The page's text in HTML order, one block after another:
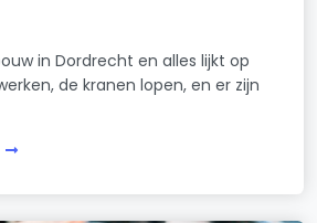
in Dordrecht en alles lijkt op
de kranen lopen, en er zijn